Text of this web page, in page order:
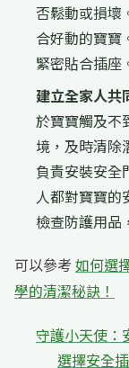
否鬆動或損壞
合好動的寶寶
緊密貼合插座
建立全家人共
於寶寶觸及不
境，及時清除
負責安裝安全
人都對寶寶的
檢查防護用品
可以參考如何選
學的清潔秘訣！
守護小天使：
選擇安全